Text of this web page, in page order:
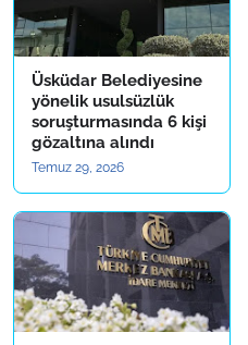
Üsküdar Belediyesine
yönelik usulsüzlük
soruşturmasında 6 kişi
gözaltına alındı
Temuz 29, 2026